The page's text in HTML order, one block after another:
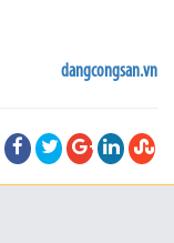
dangcongsan.vn